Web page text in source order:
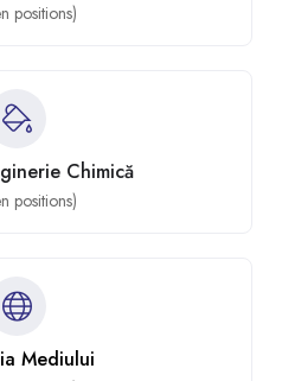
positions)
Chimică
positions)
Mediului